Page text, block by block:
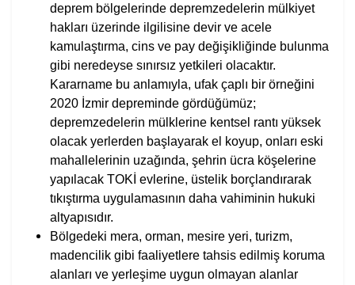
deprem bölgelerinde depremzedelerin mülkiyet
hakları üzerinde ilgilisine devir ve acele
kamulaştırma, cins ve pay değişikliğinde bulunma
gibi neredeyse sınırsız yetkileri olacaktır.
Kararname bu anlamıyla, ufak çaplı bir örneğini
2020 İzmir depreminde gördüğümüz;
depremzedelerin mülklerine kentsel rantı yüksek
olacak yerlerden başlayarak el koyup, onları eski
mahallelerinin uzağında, şehrin ücra köşelerine
yapılacak TOKİ evlerine, üstelik borçlandırarak
tıkıştırma uygulamasının daha vahiminin hukuki
altyapısıdır.
Bölgedeki mera, orman, mesire yeri, turizm,
madencilik gibi faaliyetlere tahsis edilmiş koruma
alanları ve yerleşime uygun olmayan alanlar